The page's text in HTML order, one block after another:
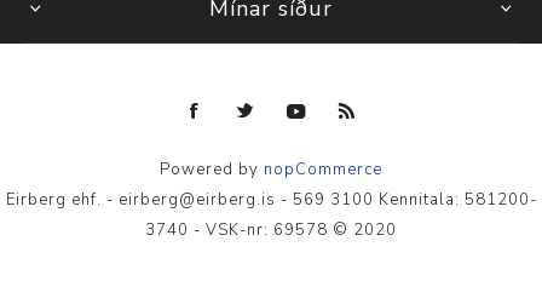
Mínar síður
Powered by nopCommerce
Eirberg ehf. - eirberg@eirberg.is - 569 3100 Kennitala: 581200-
3740 - VSK-nr: 69578 © 2020